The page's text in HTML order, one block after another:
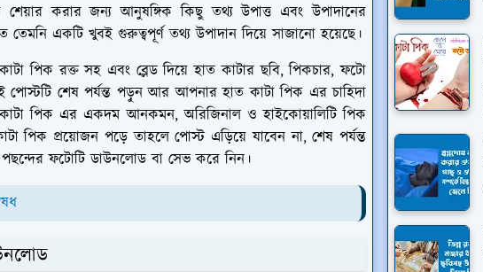
করার জন্য আনুষঙ্গিক কিছু তথ্য উপাত্ত এবং উপাদানের
একটি খুবই গুরুত্বপূর্ণ তথ্য উপাদান দিয়ে সাজানো হয়েছে।
পিক রক্ত সহ এবং ব্লেড দিয়ে হাত কাটার ছবি, পিকচার, ফটো
পোস্টটি শেষ পর্যন্ত পড়ুন আর আপনার হাত কাটা পিক এর চাহিদা
পিক এর একদম আনকমন, অরিজিনাল ও হাইকোয়ালিটি পিক
পিক প্রয়োজন পড়ে তাহলে পোস্ট এড়িয়ে যাবেন না, শেষ পর্যন্ত
ফটোটি ডাউনলোড বা সেভ করে নিন।